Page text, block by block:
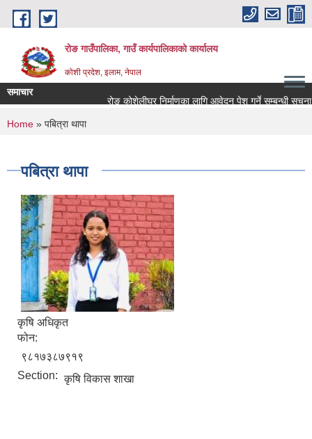
Skip to main content
रोङ गाउँपालिका, गाउँ कार्यपालिकाको कार्यालय
कोशी प्रदेश, इलाम, नेपाल
समाचार
रोङ कोशेलीघर निर्माणका लागि आवेदन पेश गर्ने सम्बन्धी सूचना.
You are here
Home » पबित्रा थापा
पबित्रा थापा
कृषि अधिकृत
फोन:
९८१७३८७९१९
Section: कृषि विकास शाखा